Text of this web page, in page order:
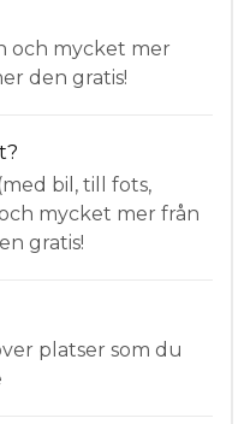
och mycket mer
den gratis!
bil, till fots,
mycket mer från
gratis!
platser som du